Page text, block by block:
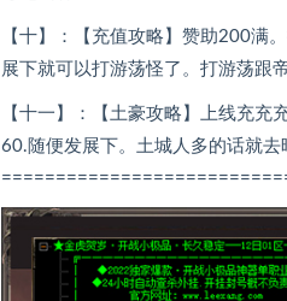
【十】：【充值攻略】赞助200满
展下就可以打游荡怪了。打游荡跟
【十一】：【土豪攻略】上线充
60.随便发展下。土城人多的话就去